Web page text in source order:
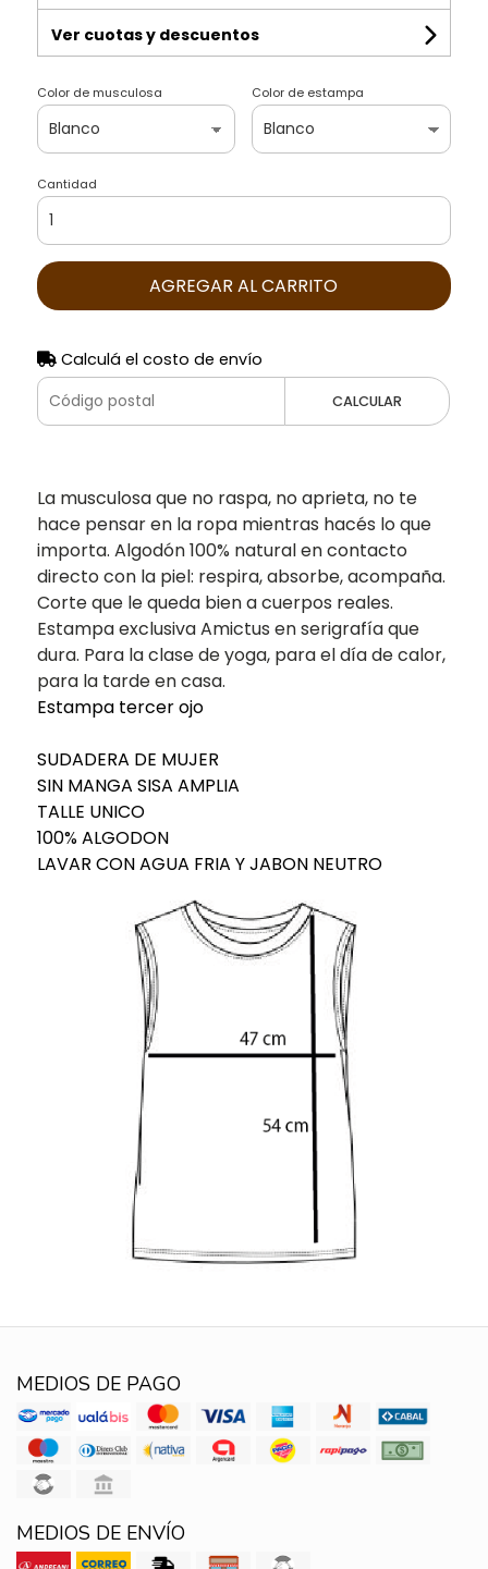
Ver cuotas y descuentos
Color de musculosa Color de estampa
Cantidad
AGREGAR AL CARRITO
Calculá el costo de envío
CALCULAR
La musculosa que no raspa, no aprieta, no te
hace pensar en la ropa mientras hacés lo que
importa. Algodón 100% natural en contacto
directo con la piel: respira, absorbe, acompaña.
Corte que le queda bien a cuerpos reales.
Estampa exclusiva Amictus en serigrafía que
dura. Para la clase de yoga, para el día de calor,
para la tarde en casa.
Estampa tercer ojo
SUDADERA DE MUJER
SIN MANGA SISA AMPLIA
TALLE UNICO
100% ALGODON
LAVAR CON AGUA FRIA Y JABON NEUTRO
MEDIOS DE PAGO
MEDIOS DE ENVÍO